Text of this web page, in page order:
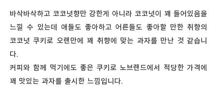
바삭바삭하고 코코넛향만 강한게 아니라 코코넛이 꽤 들어있음을
느낄 수 있는데 애들도 좋아하고 어른들도 좋아할 만한 취향의
코코넛 쿠키로 오랜만에 꽤 취향에 맞는 과자를 만난 것 같습니
다.
커피와 함께 먹기에도 좋은 쿠키로 노브랜드에서 적당한 가격에
꽤 맛있는 과자를 출시한 느낌입니다.